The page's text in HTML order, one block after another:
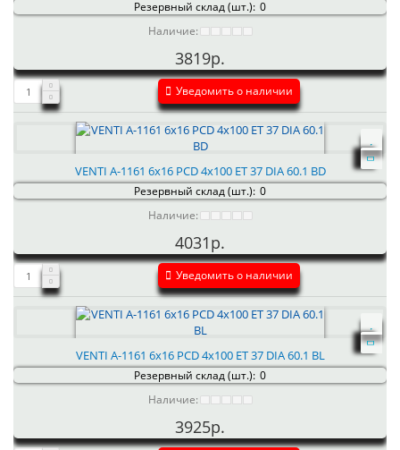
Резервный склад (шт.): 0
Наличие:
3819р.
Уведомить о наличии
VENTI А-1161 6x16 PCD 4x100 ET 37 DIA 60.1 BD
Резервный склад (шт.): 0
Наличие:
4031р.
Уведомить о наличии
VENTI А-1161 6x16 PCD 4x100 ET 37 DIA 60.1 BL
Резервный склад (шт.): 0
Наличие:
3925р.